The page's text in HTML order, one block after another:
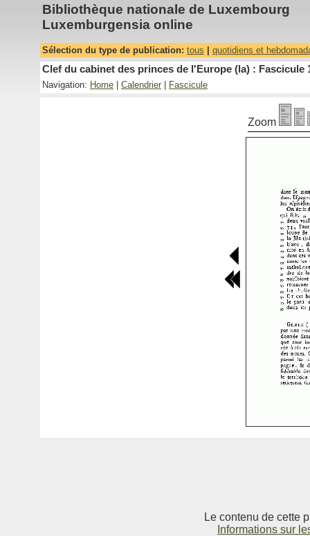
Bibliothèque nationale de Luxembourg
Luxemburgensia online
Sélection du type de publication: tous quotidiens et
Clef du cabinet des princes de l'Europe (la) : Fascicule
Navigation: Home Calendrier Fascicule
Zoom
Le contenu de cette
Informations sur